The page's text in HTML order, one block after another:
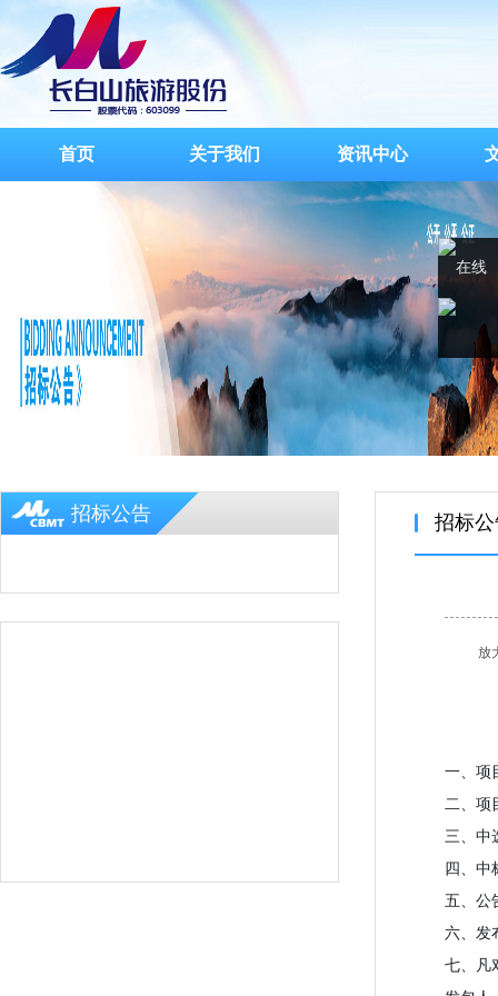
首页 关于我们 资讯中心
招标公告 招标
放
一、项
二、项
三、中
四、中
五、公
六、发
七、凡
在线